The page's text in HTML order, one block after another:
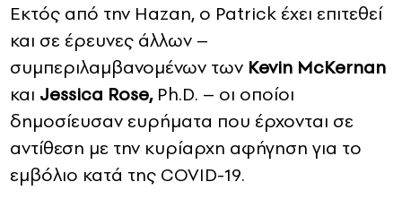
Εκτός από την Hazan, ο Patrick έχει επιτεθεί
και σε έρευνες άλλων –
συμπεριλαμβανομένων των Kevin McKernan
και Jessica Rose,Ph.D. – οι οποίοι
δημοσίευσαν ευρήματα που έρχονται σε
αντίθεση με την κυρίαρχη αφήγηση για το
εμβόλιο κατά της COVID-19.